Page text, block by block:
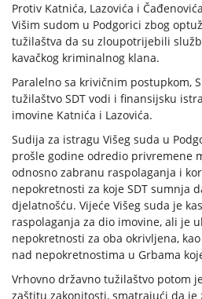
Protiv Katnića, Lazovića i
Višim sudom u Podgorici zbog
tužilaštva da su zloupotrijebili
kavačkog kriminalnog klana.
Paralelno sa krivičnim postupkom,
tužilaštvo SDT vodi i finansijsku
imovine Katnića i Lazovića.
Sudija za istragu Višeg suda u
prošle godine odredio privremene
odnosno zabranu raspolaganja i
nepokretnosti za koje SDT sumnja
djelatnošću. Vijeće Višeg suda je
raspolaganja za dio imovine, ali je
nepokretnosti za oba okrivljena,
nad nepokretnostima u Grbama
Vrhovno državno tužilaštvo potom
zaštitu zakonitosti, smatrajući da